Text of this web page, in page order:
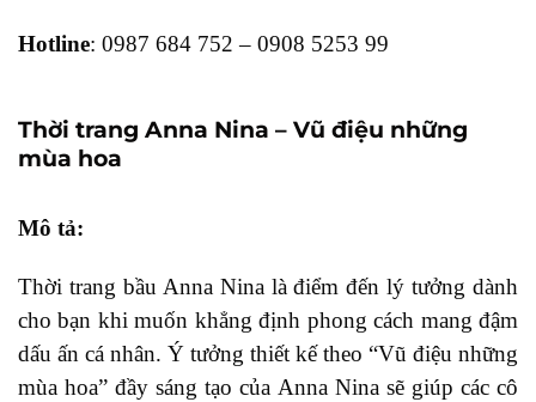
Hotline: 0987 684 752 – 0908 5253 99
Thời trang Anna Nina – Vũ điệu những
mùa hoa
Mô tả:
Thời trang bầu Anna Nina là điểm đến lý tưởng dành
cho bạn khi muốn khẳng định phong cách mang đậm
dấu ấn cá nhân. Ý tưởng thiết kế theo “Vũ điệu những
mùa hoa” đầy sáng tạo của Anna Nina sẽ giúp các cô